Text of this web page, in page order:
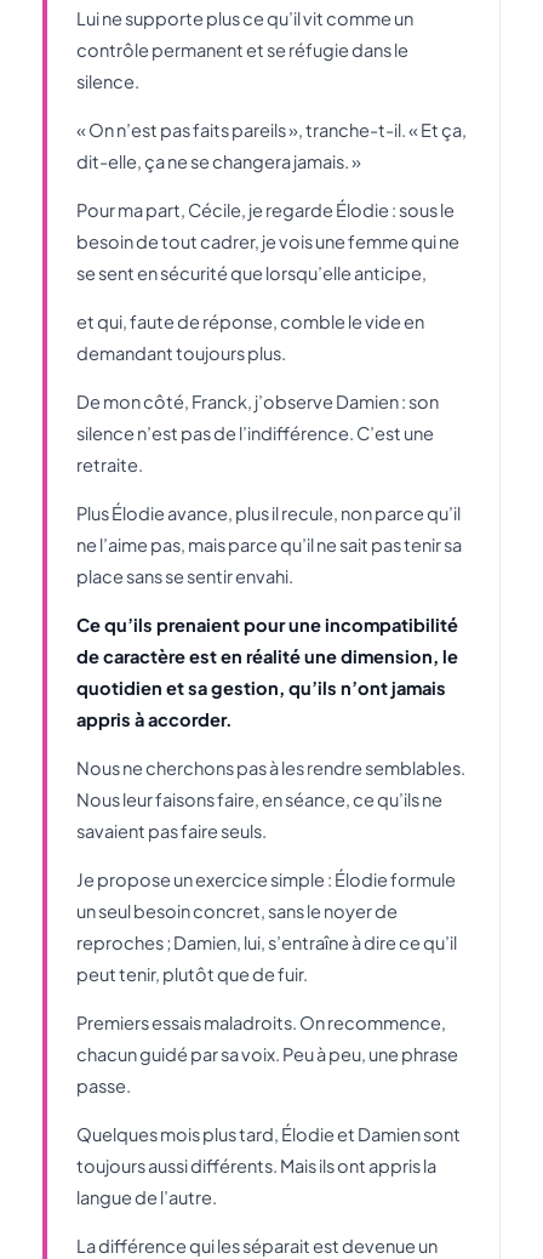
Lui ne supporte plus ce qu’il vit comme un
contrôle permanent et se réfugie dans le
silence.
« On n’est pas faits pareils », tranche-t-il. « Et ça,
dit-elle, ça ne se changera jamais. »
Pour ma part, Cécile, je regarde Élodie : sous le
besoin de tout cadrer, je vois une femme qui ne
se sent en sécurité que lorsqu’elle anticipe,
et qui, faute de réponse, comble le vide en
demandant toujours plus.
De mon côté, Franck, j’observe Damien : son
silence n’est pas de l’indifférence. C’est une
retraite.
Plus Élodie avance, plus il recule, non parce qu’il
ne l’aime pas, mais parce qu’il ne sait pas tenir sa
place sans se sentir envahi.
Ce qu’ils prenaient pour une incompatibilité
de caractère est en réalité une dimension, le
quotidien et sa gestion, qu’ils n’ont jamais
appris à accorder.
Nous ne cherchons pas à les rendre semblables.
Nous leur faisons faire, en séance, ce qu’ils ne
savaient pas faire seuls.
Je propose un exercice simple : Élodie formule
un seul besoin concret, sans le noyer de
reproches ; Damien, lui, s’entraîne à dire ce qu’il
peut tenir, plutôt que de fuir.
Premiers essais maladroits. On recommence,
chacun guidé par sa voix. Peu à peu, une phrase
passe.
Quelques mois plus tard, Élodie et Damien sont
toujours aussi différents. Mais ils ont appris la
langue de l’autre.
La différence qui les séparait est devenue un